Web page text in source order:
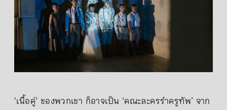
‘เนื้อคู่’ ของพวกเขา ก็อาจเป็น ‘คณะละครรำครูทัพ’ จาก